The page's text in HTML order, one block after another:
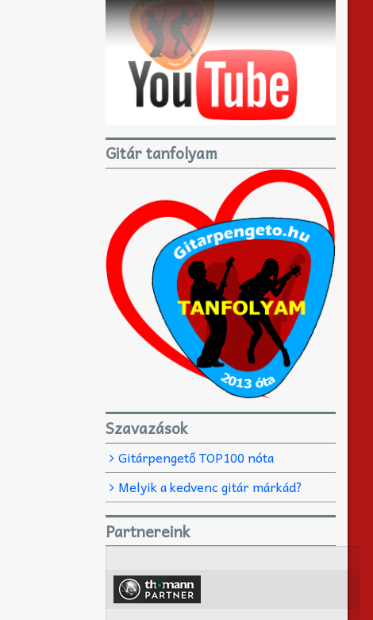
Gitár tanfolyam
Szavazások
Gitárpengető TOP100 nóta
Melyik a kedvenc gitár márkád?
Partnereink